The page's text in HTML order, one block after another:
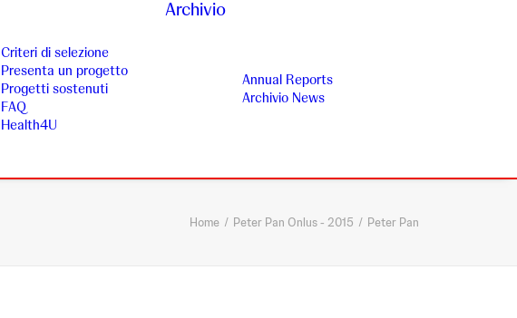
Criteri di selezione
Presenta un progetto
Progetti sostenuti
FAQ
Health4U
Archivio
Annual Reports
Archivio News
Home Peter Pan Onlus - 2015 Peter Pan